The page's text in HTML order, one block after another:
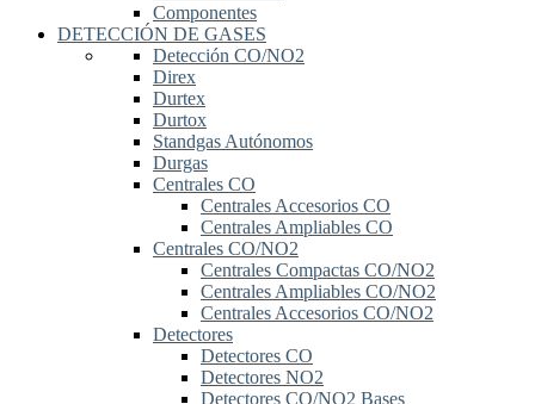
Componentes
DETECCIÓN DE GASES
Detección CO/NO2
Direx
Durtex
Durtox
Standgas Autónomos
Durgas
Centrales CO
Centrales Accesorios CO
Centrales Ampliables CO
Centrales CO/NO2
Centrales Compactas CO/NO2
Centrales Ampliables CO/NO2
Centrales Accesorios CO/NO2
Detectores
Detectores CO
Detectores NO2
Detectores CO/NO2 Bases